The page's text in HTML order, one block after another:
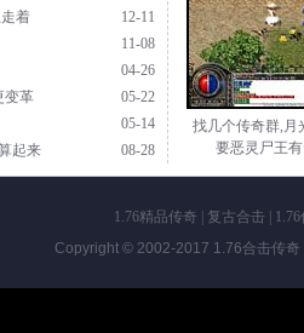
12-11
着
11-08
04-26
05-22
变革
05-14
08-28
起来
找几个传奇群,月
要恶灵尸王
1.76精品传奇 复古合击|
Copyright © 2002-2017 1.76合击传奇